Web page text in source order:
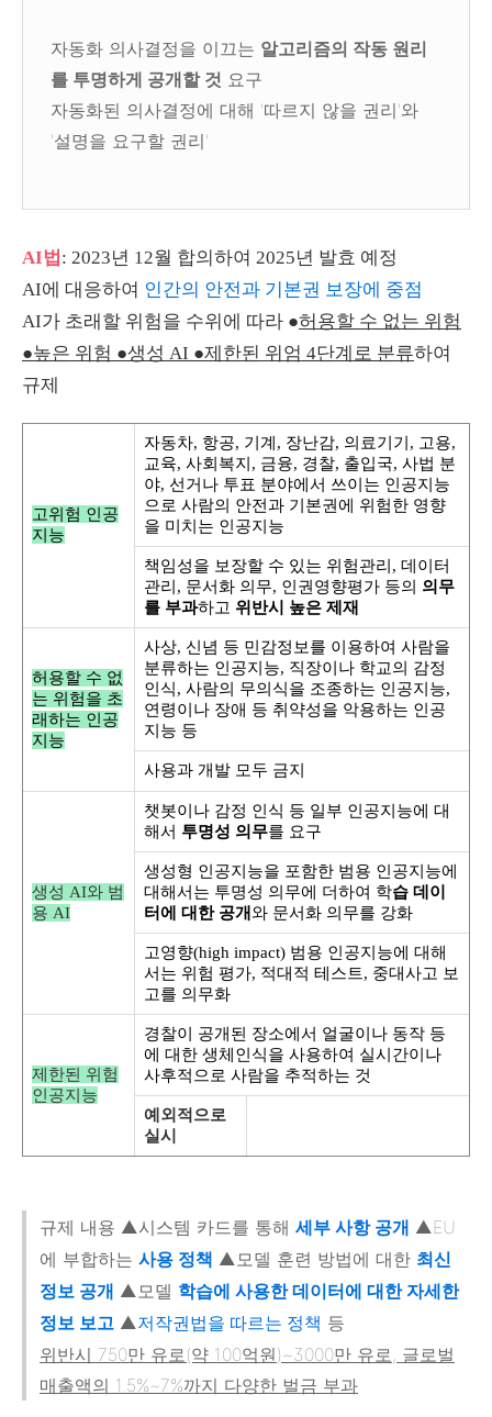
자동화 의사결정을 이끄는 알고리즘의 작동 원리
를 투명하게 공개할 것 요구
자동화된 의사결정에 대해 '따르지 않을 권리'와
'설명을 요구할 권리'
AI법 : 2023년 12월 합의하여 2025년 발효 예정
AI에 대응하여 인간의 안전과 기본권 보장에 중점
AI가 초래할 위험을 수위에 따라 ●허용할 수 없는 위험
●높은 위험 ●생성 AI ●제한된 위엄 4단계로 분류하여
규제
고위험 인공
지능
자동차, 항공, 기계, 장난감, 의료기기, 고용,
교육, 사회복지, 금융, 경찰, 출입국, 사법 분
야, 선거나 투표 분야에서 쓰이는 인공지능
으로 사람의 안전과 기본권에 위험한 영향
을 미치는 인공지능
책임성을 보장할 수 있는 위험관리, 데이터
관리, 문서화 의무, 인권영향평가 등의 의무
를 부과하고 위반시 높은 제재
허용할 수 없
는 위험을 초
래하는 인공
지능
사상, 신념 등 민감정보를 이용하여 사람을
분류하는 인공지능, 직장이나 학교의 감정
인식, 사람의 무의식을 조종하는 인공지능,
연령이나 장애 등 취약성을 악용하는 인공
지능 등
사용과 개발 모두 금지
생성 AI와 범
용 AI
챗봇이나 감정 인식 등 일부 인공지능에 대
해서 투명성 의무를 요구
생성형 인공지능을 포함한 범용 인공지능에
대해서는 투명성 의무에 더하여 학습 데이
터에 대한 공개와 문서화 의무를 강화
고영향(high impact) 범용 인공지능에 대해
서는 위험 평가, 적대적 테스트, 중대사고 보
고를 의무화
제한된 위험
인공지능
경찰이 공개된 장소에서 얼굴이나 동작 등
에 대한 생체인식을 사용하여 실시간이나
사후적으로 사람을 추적하는 것
예외적으로
실시
규제 내용 ▲시스템 카드를 통해 세부 사항 공개 ▲EU
에 부합하는 사용 정책 ▲모델 훈련 방법에 대한 최신
정보 공개 ▲모델 학습에 사용한 데이터에 대한 자세한
정보 보고 ▲저작권법을 따르는 정책 등
위반시 750만 유로(약 100억원)~3000만 유로, 글로벌
매출액의 1.5%~7%까지 다양한 벌금 부과